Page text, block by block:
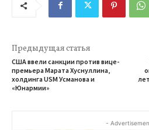
Предыдущая статья
США ввели санкции против вице-
премьера Марата Хуснуллина,
холдинга USM Усманова и
«Юнармии»
-